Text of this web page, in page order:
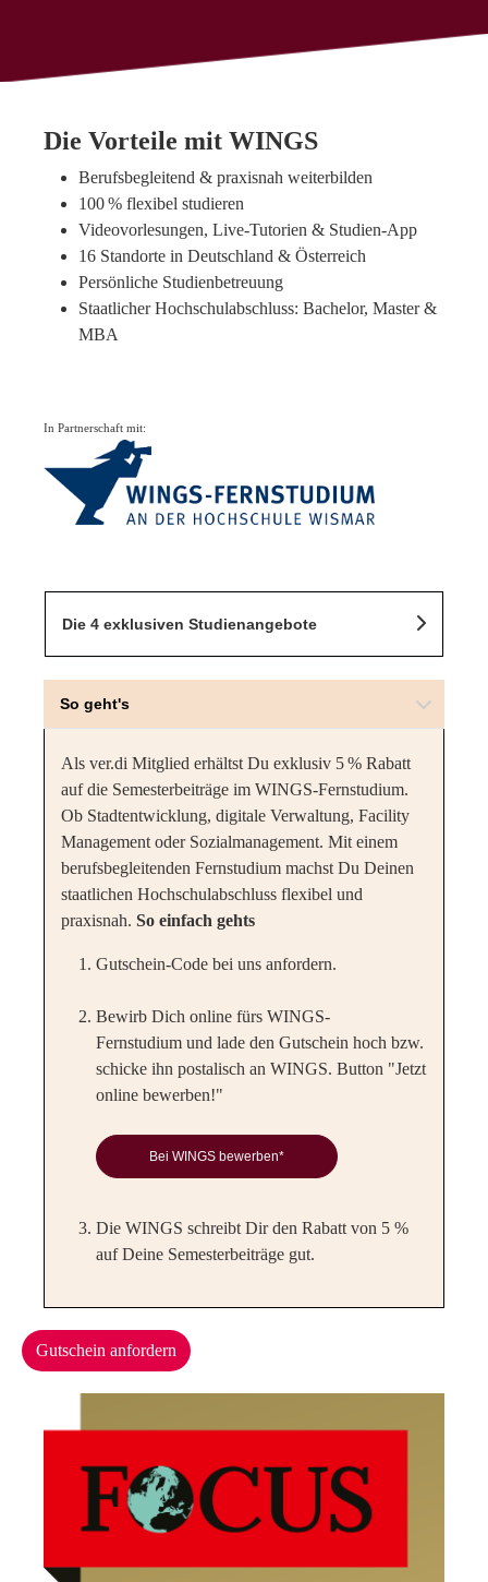
Die Vorteile mit WINGS
Berufsbegleitend & praxisnah weiterbilden
100 % flexibel studieren
Videovorlesungen, Live-Tutorien & Studien-App
16 Standorte in Deutschland & Österreich
Persönliche Studienbetreuung
Staatlicher Hochschulabschluss: Bachelor, Master &
MBA
In Partnerschaft mit:
Die 4 exklusiven Studienangebote
So geht's
Als ver.di Mitglied erhältst Du exklusiv 5 % Rabatt
auf die Semesterbeiträge im WINGS-Fernstudium.
Ob Stadtentwicklung, digitale Verwaltung, Facility
Management oder Sozialmanagement. Mit einem
berufsbegleitenden Fernstudium machst Du Deinen
staatlichen Hochschulabschluss flexibel und
praxisnah. So einfach gehts
Gutschein-Code bei uns anfordern.
Bewirb Dich online fürs WINGS-
Fernstudium und lade den Gutschein hoch bzw.
schicke ihn postalisch an WINGS. Button "Jetzt
online bewerben!"
Bei WINGS bewerben*
Die WINGS schreibt Dir den Rabatt von 5 %
auf Deine Semesterbeiträge gut.
Gutschein anfordern